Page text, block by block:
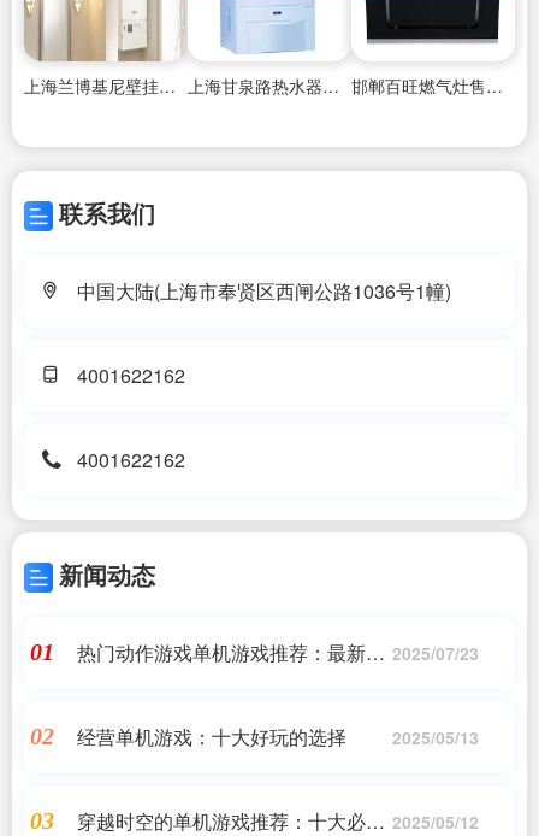
上海兰博基尼壁挂炉售后维修电话, 上海甘泉路热水器维修 邯郸百旺燃气灶售后维修中心
联系我们
中国大陆(上海市奉贤区西闸公路1036号1幢)
4001622162
4001622162
新闻动态
01
热门动作游戏单机游戏推荐：最新榜 2025/07/23
02 经营单机游戏：十大好玩的选择 2025/05/13
03
穿越时空的单机游戏推荐：十大必玩 2025/05/12